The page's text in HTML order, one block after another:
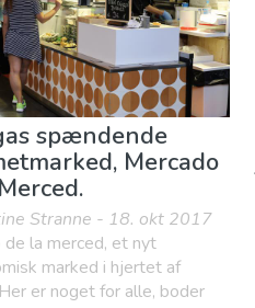
spændende
Mercado
Stranne - 18. okt 2017
de la merced, et nyt
marked i hjertet af
er noget for alle, boder